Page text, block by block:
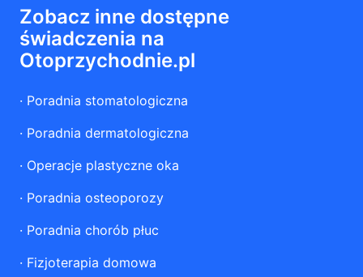
Zobacz inne dostępne
świadczenia na
Otoprzychodnie.pl
· Poradnia stomatologiczna
· Poradnia dermatologiczna
· Operacje plastyczne oka
· Poradnia osteoporozy
· Poradnia chorób płuc
· Fizjoterapia domowa